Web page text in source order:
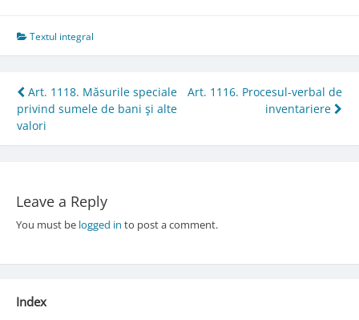
Textul integral
Post
navigation
Art. 1118. Măsurile speciale
privind sumele de bani şi alte
valori
Art. 1116. Procesul-verbal de
inventariere
Leave a Reply
You must be logged in to post a comment.
Index